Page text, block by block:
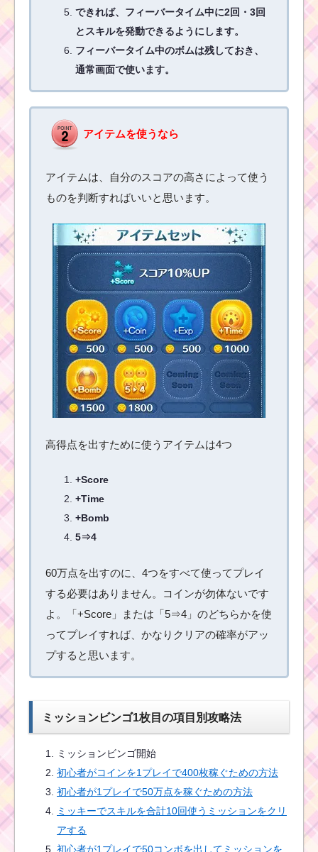
内容と見るため
の設定方法
2016年2月！セレクト
ツムはソーサラー・コ
ンサート・ホーンハッ
ツムツムのザーグ討伐
ミッションの攻略とお
すすめツムたち【2018
年3月スペースレンジャ
ーイベント】
ツムツム9月ディ
ズニーストーリ
ーブックスイベ
ントおまけミッ
ション内容と攻
ズニーストーリ
ント2枚目のミッ
略
毛のはねたツムを1プレ
初心者が1プレイで50
万点を稼ぐための方法
る方法
できれば、フィーバータイム中に2回・3回
とスキルを発動できるようにします。
フィーバータイム中のボムは残しておき、
通常画面で使います。
アイテムを使うなら
アイテムは、自分のスコアの高さによって使う
ものを判断すればいいと思います。
高得点を出すために使うアイテムは4つ
+Score
+Time
+Bomb
5⇒4
60万点を出すのに、4つをすべて使ってプレイ
する必要はありません。コインが勿体ないです
よ。「+Score」または「5⇒4」のどちらかを使
ってプレイすれば、かなりクリアの確率がアッ
プすると思います。
ミッションビンゴ1枚目の項目別攻略法
ミッションビンゴ開始
初心者がコインを1プレイで400枚稼ぐための方法
初心者が1プレイで50万点を稼ぐための方法
ミッキーでスキルを合計10回使うミッションをクリ
アする
初心者が1プレイで50コンボを出してミッションを